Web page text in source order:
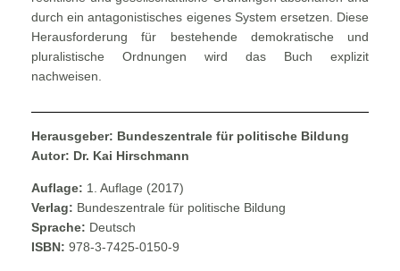
durch ein antagonistisches eigenes System ersetzen. Diese
Herausforderung für bestehende demokratische und
pluralistische Ordnungen wird das Buch explizit
nachweisen.
Herausgeber: Bundeszentrale für politische Bildung
Autor: Dr. Kai Hirschmann
Auflage: 1. Auflage (2017)
Verlag: Bundeszentrale für politische Bildung
Sprache: Deutsch
ISBN: 978-3-7425-0150-9